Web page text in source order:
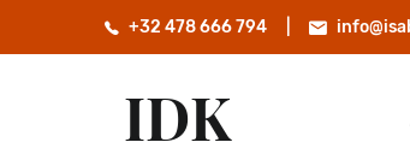
+32 478 666 794
IDK